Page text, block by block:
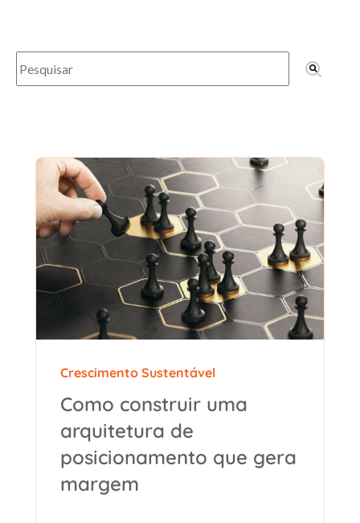
Este é um campo de pesquisa com recurso de sugestão
Crescimento Sustentável
Como construir uma
arquitetura de
posicionamento que gera
margem